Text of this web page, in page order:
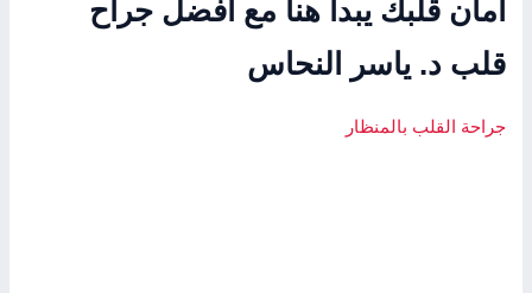
أمان قلبك يبدأ هنا مع أفضل جراح
قلب د. ياسر النحاس
جراحة القلب بالمنظار